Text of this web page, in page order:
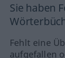
Sie haben
Fehlt eine
aufgefallen